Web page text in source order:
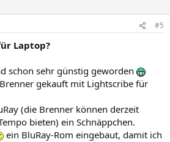
#5
Laptop?
schon sehr günstig geworden
gekauft mit Lightscribe für
(die Brenner können derzeit
bieten) ein Schnäppchen.
ein BluRay-Rom eingebaut, damit ich